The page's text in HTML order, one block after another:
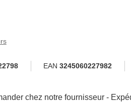
EAN 3245060227982
chez notre fournisseur -